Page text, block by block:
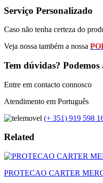
Serviço Personalizado
Caso não tenha certeza do
Veja nossa também a nossa
Tem dúvidas?
Entre em contacto connosco
Atendimento em Português
(+ 351) 919 598
Related
PROTECAO CARTER